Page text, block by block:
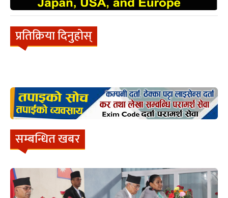
प्रतिक्रिया दिनुहोस्
सम्बन्धित खबर